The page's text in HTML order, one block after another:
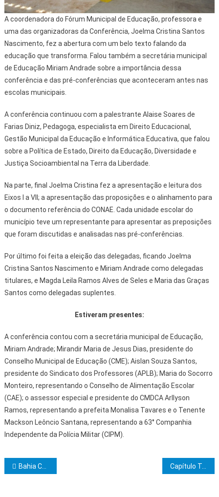
A coordenadora do Fórum Municipal de Educação, professora e
uma das organizadoras da Conferência, Joelma Cristina Santos
Nascimento, fez a abertura com um belo texto falando da
educação que transforma. Falou também a secretária municipal
de Educação Miriam Andrade sobre a importância dessa
conferência e das pré-conferências que aconteceram antes nas
escolas municipais.
A conferência continuou com a palestrante Alaise Soares de
Farias Diniz, Pedagoga, especialista em Direito Educacional,
Gestão Municipal da Educação e Informática Educativa, que falou
sobre a Política de Estado, Direito da Educação, Diversidade e
Justiça Socioambiental na Terra da Liberdade.
Na parte, final Joelma Cristina fez a apresentação e leitura dos
Eixos I a VII; a apresentação das proposições e o alinhamento para
o documento referência do CONAE. Cada unidade escolar do
município teve um representante para apresentar as preposições
que foram discutidas e analisadas nas pré-conferências.
Por último foi feita a eleição das delegadas, ficando Joelma
Cristina Santos Nascimento e Miriam Andrade como delegadas
titulares, e Magda Leila Ramos Alves de Seles e Maria das Graças
Santos como delegadas suplentes.
Estiveram presentes:
A conferência contou com a secretária municipal de Educação,
Miriam Andrade; Mirandir Maria de Jesus Dias, presidente do
Conselho Municipal de Educação (CME); Aislan Souza Santos,
presidente do Sindicato dos Professores (APLB); Maria do Socorro
Monteiro, representando o Conselho de Alimentação Escolar
(CAE); o assessor especial e presidente do CMDCA Arllyson
Ramos, representando a prefeita Monalisa Tavares e o Tenente
Mackson Leôncio Santana, representando a 63° Companhia
Independente da Polícia Militar (CIPM).
Navegação de Post
Bahia Cacau se prepara para grandes feiras de novembro e dezembro Capítulo Terceiro Milênio de Ilhéus realiza eleição